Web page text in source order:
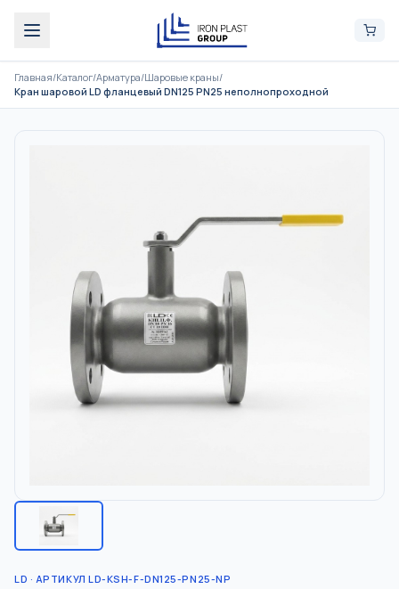
Главная/Каталог/Арматура/Шаровые краны/
Кран шаровой LD фланцевый DN125 PN25 неполнопроходной
LD · АРТИКУЛ LD-KSH-F-DN125-PN25-NP